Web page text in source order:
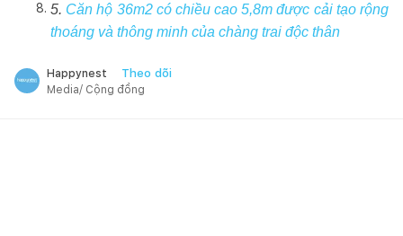
5. Căn hộ 36m2 có chiều cao 5,8m được cải tạo rộng
thoáng và thông minh của chàng trai độc thân
Happynest Theo dõi
Media/ Cộng đồng